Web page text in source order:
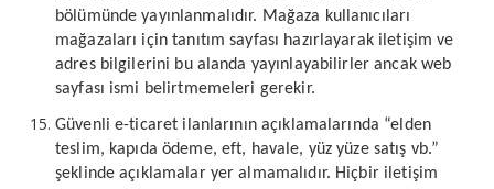
bölümünde yayınlanmalıdır. Mağaza kullanıcıları
mağazaları için tanıtım sayfası hazırlayarak iletişim ve
adres bilgilerini bu alanda yayınlayabilirler ancak web
sayfası ismi belirtmemeleri gerekir.
Güvenli e-ticaret ilanlarının açıklamalarında “elden
teslim, kapıda ödeme, eft, havale, yüz yüze satış vb.”
şeklinde açıklamalar yer almamalıdır. Hiçbir iletişim